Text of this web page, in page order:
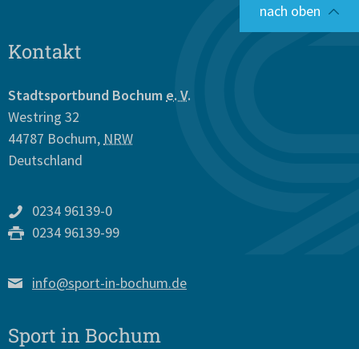
nach oben
Kontakt
Stadtsportbund Bochum e. V.
Westring 32
44787 Bochum, NRW
Deutschland
0234 96139-0
0234 96139-99
info@sport-in-bochum.de
Sport in Bochum